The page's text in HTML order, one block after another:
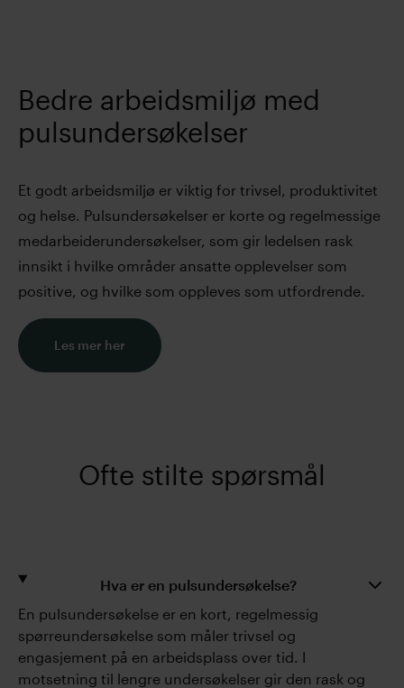
Bedre arbeidsmiljø med
pulsundersøkelser
Et godt arbeidsmiljø er viktig for trivsel, produktivitet
og helse. Pulsundersøkelser er korte og regelmessige
medarbeiderundersøkelser, som gir ledelsen rask
innsikt i hvilke områder ansatte opplevelser som
positive, og hvilke som oppleves som utfordrende.
Les mer her
Ofte stilte spørsmål
Hva er en pulsundersøkelse?
En pulsundersøkelse er en kort, regelmessig
spørreundersøkelse som måler trivsel og
engasjement på en arbeidsplass over tid. I
motsetning til lengre undersøkelser gir den rask og